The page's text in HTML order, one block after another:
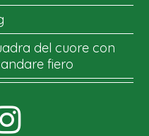
del cuore con
fiero